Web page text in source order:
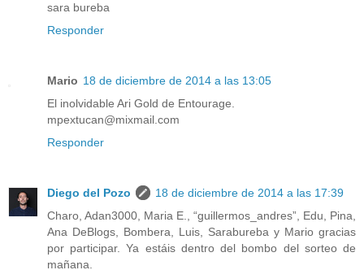
sara bureba
Responder
Mario 18 de diciembre de 2014 a las 13:05
El inolvidable Ari Gold de Entourage.
mpextucan@mixmail.com
Responder
Diego del Pozo
18 de diciembre de 2014 a las 17:39
Charo, Adan3000, Maria E., “guillermos_andres”, Edu, Pina,
Ana DeBlogs, Bombera, Luis, Sarabureba y Mario gracias
por participar. Ya estáis dentro del bombo del sorteo de
mañana.